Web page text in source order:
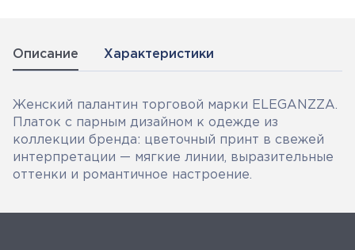
Описание Характеристики
Женский палантин торговой марки ELEGANZZA.
Платок с парным дизайном к одежде из
коллекции бренда: цветочный принт в свежей
интерпретации — мягкие линии, выразительные
оттенки и романтичное настроение.